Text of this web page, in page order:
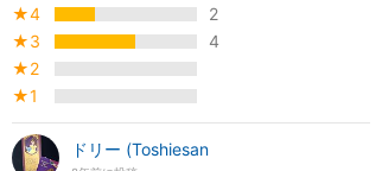
★4
2
★3
4
★2
★1
ドリー (Toshiesan